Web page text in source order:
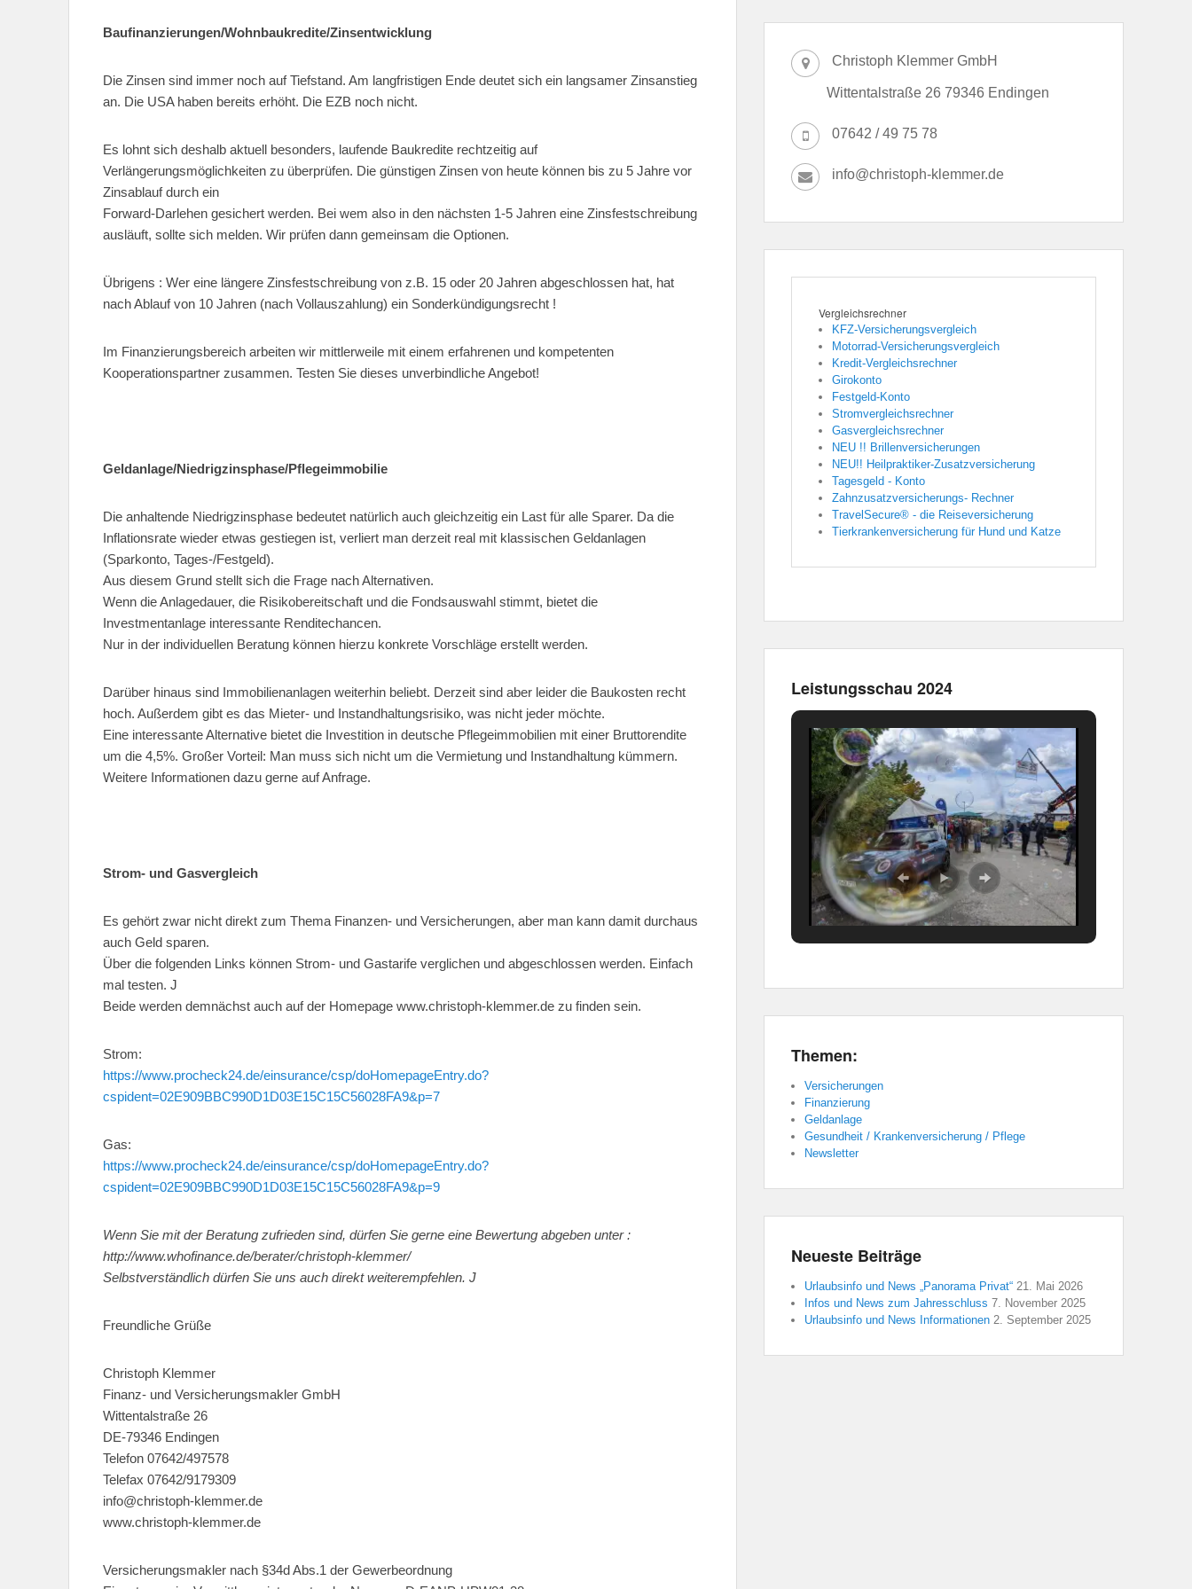
Baufinanzierungen/Wohnbaukredite/Zinsentwicklung
Die Zinsen sind immer noch auf Tiefstand. Am langfristigen Ende deutet sich ein langsamer Zinsanstieg
an. Die USA haben bereits erhöht. Die EZB noch nicht.
Es lohnt sich deshalb aktuell besonders, laufende Baukredite rechtzeitig auf
Verlängerungsmöglichkeiten zu überprüfen. Die günstigen Zinsen von heute können bis zu 5 Jahre vor
Zinsablauf durch ein
Forward-Darlehen gesichert werden. Bei wem also in den nächsten 1-5 Jahren eine Zinsfestschreibung
ausläuft, sollte sich melden. Wir prüfen dann gemeinsam die Optionen.
Übrigens : Wer eine längere Zinsfestschreibung von z.B. 15 oder 20 Jahren abgeschlossen hat, hat
nach Ablauf von 10 Jahren (nach Vollauszahlung) ein Sonderkündigungsrecht !
Im Finanzierungsbereich arbeiten wir mittlerweile mit einem erfahrenen und kompetenten
Kooperationspartner zusammen. Testen Sie dieses unverbindliche Angebot!
Geldanlage/Niedrigzinsphase/Pflegeimmobilie
Die anhaltende Niedrigzinsphase bedeutet natürlich auch gleichzeitig ein Last für alle Sparer. Da die
Inflationsrate wieder etwas gestiegen ist, verliert man derzeit real mit klassischen Geldanlagen
(Sparkonto, Tages-/Festgeld).
Aus diesem Grund stellt sich die Frage nach Alternativen.
Wenn die Anlagedauer, die Risikobereitschaft und die Fondsauswahl stimmt, bietet die
Investmentanlage interessante Renditechancen.
Nur in der individuellen Beratung können hierzu konkrete Vorschläge erstellt werden.
Darüber hinaus sind Immobilienanlagen weiterhin beliebt. Derzeit sind aber leider die Baukosten recht
hoch. Außerdem gibt es das Mieter- und Instandhaltungsrisiko, was nicht jeder möchte.
Eine interessante Alternative bietet die Investition in deutsche Pflegeimmobilien mit einer Bruttorendite
um die 4,5%. Großer Vorteil: Man muss sich nicht um die Vermietung und Instandhaltung kümmern.
Weitere Informationen dazu gerne auf Anfrage.
Strom- und Gasvergleich
Es gehört zwar nicht direkt zum Thema Finanzen- und Versicherungen, aber man kann damit durchaus
auch Geld sparen.
Über die folgenden Links können Strom- und Gastarife verglichen und abgeschlossen werden. Einfach
mal testen. J
Beide werden demnächst auch auf der Homepage www.christoph-klemmer.de zu finden sein.
Strom:
https://www.procheck24.de/einsurance/csp/doHomepageEntry.do?
cspident=02E909BBC990D1D03E15C15C56028FA9&p=7
Gas:
https://www.procheck24.de/einsurance/csp/doHomepageEntry.do?
cspident=02E909BBC990D1D03E15C15C56028FA9&p=9
Wenn Sie mit der Beratung zufrieden sind, dürfen Sie gerne eine Bewertung abgeben unter :
http://www.whofinance.de/berater/christoph-klemmer/
Selbstverständlich dürfen Sie uns auch direkt weiterempfehlen. J
Freundliche Grüße
Christoph Klemmer
Finanz- und Versicherungsmakler GmbH
Wittentalstraße 26
DE-79346 Endingen
Telefon 07642/497578
Telefax 07642/9179309
info@christoph-klemmer.de
www.christoph-klemmer.de
Versicherungsmakler nach §34d Abs.1 der Gewerbeordnung
Christoph Klemmer GmbH
Wittentalstraße 26 79346 Endingen
07642 / 49 75 78
info@christoph-klemmer.de
Vergleichsrechner
KFZ-Versicherungsvergleich
Motorrad-Versicherungsvergleich
Kredit-Vergleichsrechner
Girokonto
Festgeld-Konto
Stromvergleichsrechner
Gasvergleichsrechner
NEU !! Brillenversicherungen
NEU!! Heilpraktiker-Zusatzversicherung
Tagesgeld - Konto
Zahnzusatzversicherungs- Rechner
TravelSecure® - die Reiseversicherung
Tierkrankenversicherung für Hund und Katze
Leistungsschau 2024
Themen:
Versicherungen
Finanzierung
Geldanlage
Gesundheit / Krankenversicherung / Pflege
Newsletter
Neueste Beiträge
Urlaubsinfo und News „Panorama Privat“ 21. Mai 2026
Infos und News zum Jahresschluss 7. November 2025
Urlaubsinfo und News Informationen 2. September 2025